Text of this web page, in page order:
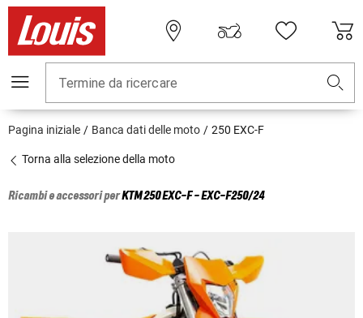
Termine da ricercare
Pagina iniziale Banca dati delle moto 250 EXC-F
Torna alla selezione della moto
Ricambi e accessori perKTM250 EXC-F - EXC-F250/24